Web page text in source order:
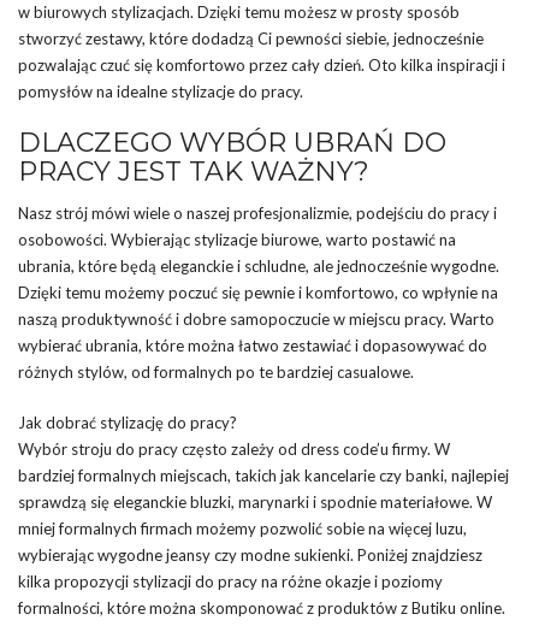
w biurowych stylizacjach. Dzięki temu możesz w prosty sposób
stworzyć zestawy, które dodadzą Ci pewności siebie, jednocześnie
pozwalając czuć się komfortowo przez cały dzień. Oto kilka inspiracji i
pomysłów na idealne stylizacje do pracy.
DLACZEGO WYBÓR UBRAŃ DO
PRACY JEST TAK WAŻNY?
Nasz strój mówi wiele o naszej profesjonalizmie, podejściu do pracy i
osobowości. Wybierając stylizacje biurowe, warto postawić na
ubrania, które będą eleganckie i schludne, ale jednocześnie wygodne.
Dzięki temu możemy poczuć się pewnie i komfortowo, co wpłynie na
naszą produktywność i dobre samopoczucie w miejscu pracy. Warto
wybierać ubrania, które można łatwo zestawiać i dopasowywać do
różnych stylów, od formalnych po te bardziej casualowe.
Jak dobrać stylizację do pracy?
Wybór stroju do pracy często zależy od dress code’u firmy. W
bardziej formalnych miejscach, takich jak kancelarie czy banki, najlepiej
sprawdzą się eleganckie bluzki, marynarki i spodnie materiałowe. W
mniej formalnych firmach możemy pozwolić sobie na więcej luzu,
wybierając wygodne jeansy czy modne sukienki. Poniżej znajdziesz
kilka propozycji stylizacji do pracy na różne okazje i poziomy
formalności, które można skomponować z produktów z Butiku online.